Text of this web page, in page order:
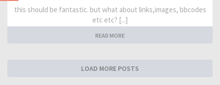
this should be fantastic. but what about links,images, bbcodes
etc etc? [...]
READ MORE
LOAD MORE POSTS